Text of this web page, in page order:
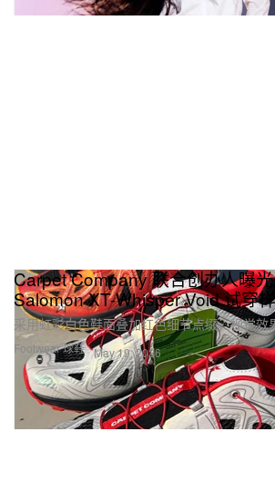
Footwear 球鞋
Carpet Company 联合创办人曝
Salomon XT-Whisper Void 试穿
采用虹彩白色鞋面叠加红色细节点缀，视觉效
May 19, 2026